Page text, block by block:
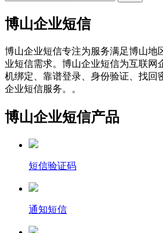
博山企业短信
博山企业短信专注为服务满足博山地
业短信需求。博山企业短信为互联网
机绑定、靠谱登录、身份验证、找回
企业短信服务。。
博山企业短信产品
短信验证码
通知短信